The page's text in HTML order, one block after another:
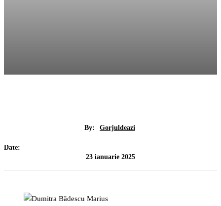
By: Gorjuldeazi
Date:
23 ianuarie 2025